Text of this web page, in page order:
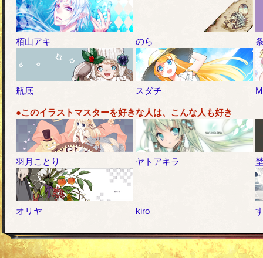
栢山アキ のら
瓶底 スダチ
●このイラストマスターを好きな人は、こんな人も好き
羽月ことり ヤトアキラ
オリヤ kiro